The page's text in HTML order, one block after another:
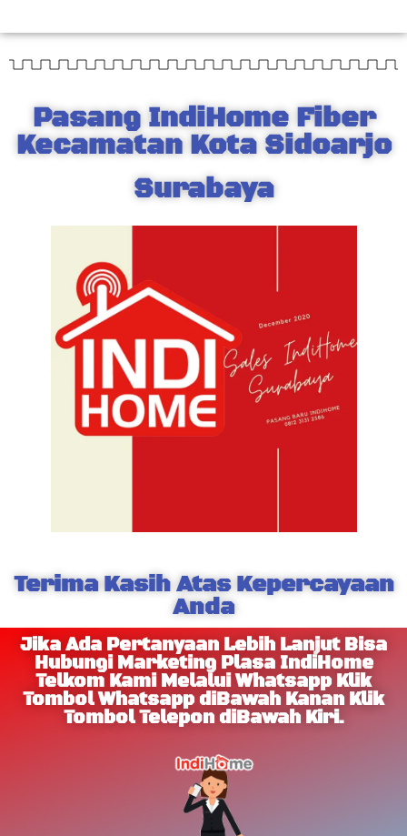
Pasang IndiHome Fiber
Kecamatan Kota Sidoarjo
Surabaya
Terima Kasih Atas Kepercayaan
Anda
Jika Ada Pertanyaan Lebih Lanjut Bisa
Hubungi Marketing Plasa IndiHome
Telkom Kami Melalui Whatsapp Klik
Tombol Whatsapp diBawah Kanan Klik
Tombol Telepon diBawah Kiri.